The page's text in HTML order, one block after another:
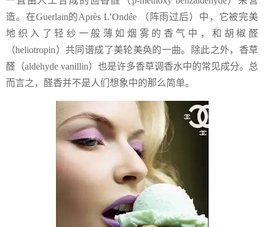
造。在Guerlain的Après L’Ondée （阵雨过后）中，它被完美
地织入了轻纱一般薄如烟雾的香气中，和胡椒醛
（heliotropin）共同谱成了美轮美奂的一曲。除此之外，香草
醛（aldehyde vanillin）也是许多香草调香水中的常见成分。总
而言之，醛香并不是人们想象中的那么简单。